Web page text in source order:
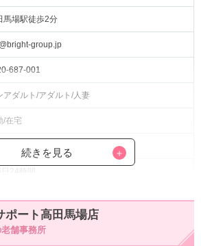
馬場駅徒歩2分
group.jp
687-001
アダルト/アダルト/人妻
/在宅
日24時間
事券の配布あり
続きを見る
ポート高田馬場店
舗事務所